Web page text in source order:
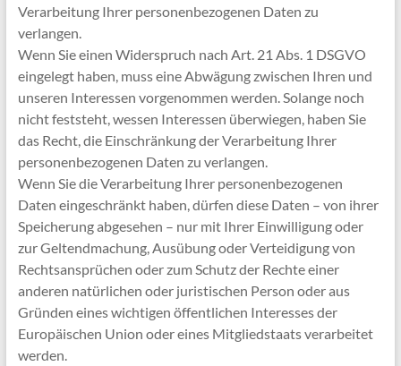
Verarbeitung Ihrer personenbezogenen Daten zu
verlangen.
Wenn Sie einen Widerspruch nach Art. 21 Abs. 1 DSGVO
eingelegt haben, muss eine Abwägung zwischen Ihren und
unseren Interessen vorgenommen werden. Solange noch
nicht feststeht, wessen Interessen überwiegen, haben Sie
das Recht, die Einschränkung der Verarbeitung Ihrer
personenbezogenen Daten zu verlangen.
Wenn Sie die Verarbeitung Ihrer personenbezogenen
Daten eingeschränkt haben, dürfen diese Daten – von ihrer
Speicherung abgesehen – nur mit Ihrer Einwilligung oder
zur Geltendmachung, Ausübung oder Verteidigung von
Rechtsansprüchen oder zum Schutz der Rechte einer
anderen natürlichen oder juristischen Person oder aus
Gründen eines wichtigen öffentlichen Interesses der
Europäischen Union oder eines Mitgliedstaats verarbeitet
werden.